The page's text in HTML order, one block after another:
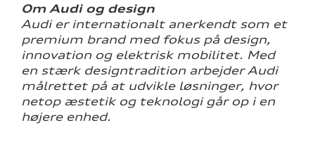
Om Audi og design
Audi er internationalt anerkendt som et
premium brand med fokus på design,
innovation og elektrisk mobilitet. Med
en stærk designtradition arbejder Audi
målrettet på at udvikle løsninger, hvor
netop æstetik og teknologi går op i en
højere enhed.